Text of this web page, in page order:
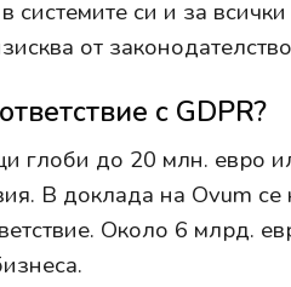
си и за
от
с GDPR?
глоби до 20 млн. евро
В доклада на Ovum
Около 6 млрд.